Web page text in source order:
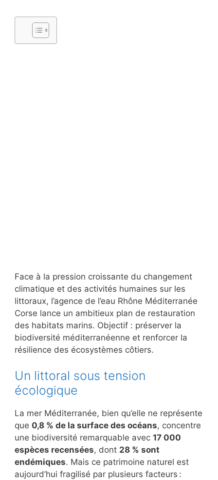
Face à la pression croissante du changement
climatique et des activités humaines sur les
littoraux, l’agence de l’eau Rhône Méditerranée
Corse lance un ambitieux plan de restauration
des habitats marins. Objectif : préserver la
biodiversité méditerranéenne et renforcer la
résilience des écosystèmes côtiers.
Un littoral sous tension
écologique
La mer Méditerranée, bien qu’elle ne représente
que 0,8 % de la surface des océans, concentre
une biodiversité remarquable avec 17 000
espèces recensées, dont 28 % sont
endémiques. Mais ce patrimoine naturel est
aujourd’hui fragilisé par plusieurs facteurs :